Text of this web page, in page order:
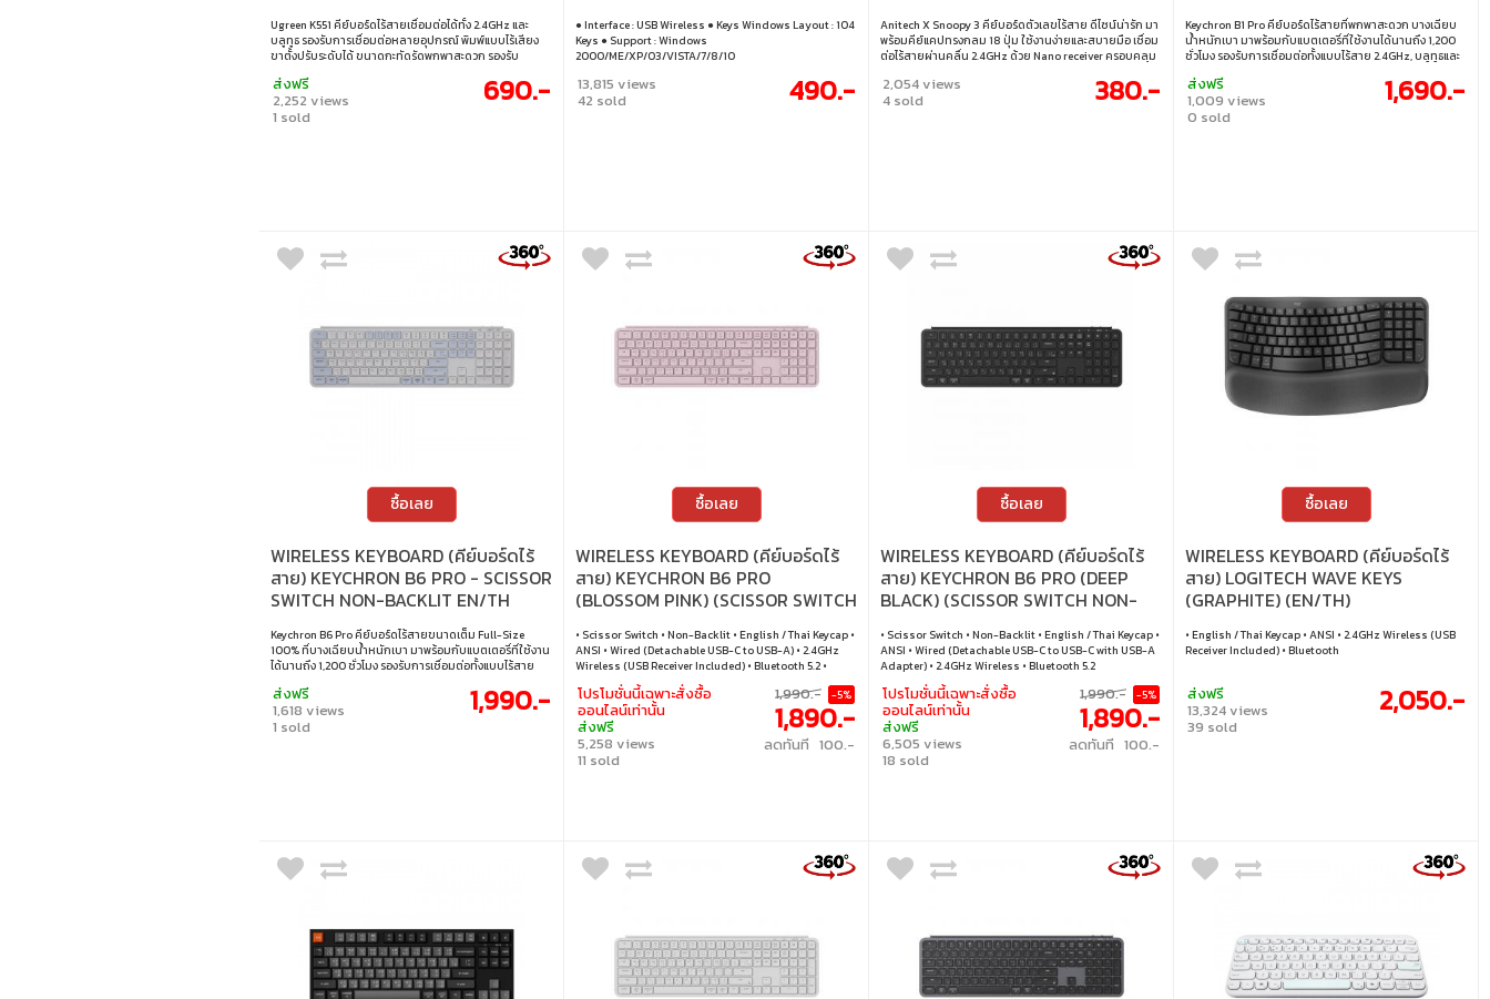
Ugreen K551 คีย์บอร์ดไร้สายเชื่อมต่อได้ทั้ง 2.4GHz และ
บลูทูธ รองรับการเชื่อมต่อหลายอุปกรณ์ พิมพ์แบบไร้เสียง
ขาตั้งปรับระดับได้ ขนาดกะทัดรัดพกพาสะดวก รองรับ
ถ่าน AAA 2 ก้อน พร้อมดีไซน์ทันสมัยและน้ำหนักเบา เหมาะ
ทั้งทำงานและพกติดกระเป๋า • การเชื่อมต่อไร้สาย 2.4GHz /
บลูทูธ • พิมพ์แบบไร้เสียง • การเชื่อมต่อหลายอุปกรณ์ สลับ
ส่งฟรี
2,252 views
1 sold
690.-
● Interface : USB Wireless ● Keys Windows Layout : 104
Keys ● Support : Windows
2000/ME/XP/03/VISTA/7/8/10
13,815 views
42 sold 490.-
Anitech X Snoopy 3 คีย์บอร์ดตัวเลขไร้สาย ดีไซน์น่ารัก มา
พร้อมคีย์แคปทรงกลม 18 ปุ่ม ใช้งานง่ายและสบายมือ เชื่อม
ต่อไร้สายผ่านคลื่น 2.4GHz ด้วย Nano receiver ครอบคลุม
กรัม พกพาสะดวก ผลิตจากพลาสติก ABS แข็งแรงทนทาน
ใช้พลังงานจากถ่าน AAA เพียงก้อนเดียว เหมาะสำหรับงาน
2,054 views
4 sold 380.-
RETRO RED B1P-K13-TH
Keychron B1 Pro คีย์บอร์ดไร้สายที่พกพาสะดวก บางเฉียบ
น้ำหนักเบา มาพร้อมกับแบตเตอรี่ที่ใช้งานได้นานถึง 1,200
ชั่วโมง รองรับการเชื่อมต่อทั้งแบบไร้สาย 2.4GHz, บลูทูธและ
ด้วยการปรับแต่ง ZMK โดยไม่ต้องโหลดโปรแกรม • สวิตช์ :
Scissor switch • ขนาด : 75% • แสงไฟ : ไม่มีไฟแบ็คไลท์ • คีย์
แคป : ภาษาอังกฤษ / ภาษาไทย • เลย์เอาต์ : ANSI • การเชื่อม
ส่งฟรี
1,009 views
0 sold
1,690.-
ซื้อเลย
WIRELESS KEYBOARD (คีย์บอร์ดไร้
สาย) KEYCHRON B6 PRO - SCISSOR
SWITCH NON-BACKLIT EN/TH
RETRO BLUE B6P-K11-TH
Keychron B6 Pro คีย์บอร์ดไร้สายขนาดเต็ม Full-Size
100% ที่บางเฉียบน้ำหนักเบา มาพร้อมกับแบตเตอรี่ที่ใช้งาน
ได้นานถึง 1,200 ชั่วโมง รองรับการเชื่อมต่อทั้งแบบไร้สาย
พีซี และแมคได้ง่าย ด้วยการปรับแต่ง ZMK โดยไม่ต้องโหลด
โปรแกรม สามารถตั้งค่าให้เหมาะกับการใช้งานที่บ้าน ที่
ทำงาน หรือ พกพาได้ตามต้องการ • สวิตช์ : Scissor switch
ส่งฟรี
1,618 views
1 sold
1,990.-
ซื้อเลย
WIRELESS KEYBOARD (คีย์บอร์ดไร้
สาย) KEYCHRON B6 PRO
(BLOSSOM PINK) (SCISSOR SWITCH
TH)
• Scissor Switch • Non-Backlit • English / Thai Keycap •
ANSI • Wired (Detachable USB-C to USB-A) • 2.4GHz
Wireless (USB Receiver Included) • Bluetooth 5.2 •
Windows / macOS / Linux
โปรโมชั่นนี้เฉพาะสั่งซื้อ
ออนไลน์เท่านั้น
ส่งฟรี
5,258 views
11 sold
1,990.- -5%
1,890.-
ลดทันที 100.-
ซื้อเลย
WIRELESS KEYBOARD (คีย์บอร์ดไร้
สาย) KEYCHRON B6 PRO (DEEP
BLACK) (SCISSOR SWITCH NON-
• Scissor Switch • Non-Backlit • English / Thai Keycap •
ANSI • Wired (Detachable USB-C to USB-C with USB-A
Adapter) • 2.4GHz Wireless • Bluetooth 5.2
โปรโมชั่นนี้เฉพาะสั่งซื้อ
ออนไลน์เท่านั้น
ส่งฟรี
6,505 views
18 sold
1,990.- -5%
1,890.-
ลดทันที 100.-
ซื้อเลย
WIRELESS KEYBOARD (คีย์บอร์ดไร้
สาย) LOGITECH WAVE KEYS
(GRAPHITE) (EN/TH)
• English / Thai Keycap • ANSI • 2.4GHz Wireless (USB
Receiver Included) • Bluetooth
ส่งฟรี
13,324 views
39 sold
2,050.-